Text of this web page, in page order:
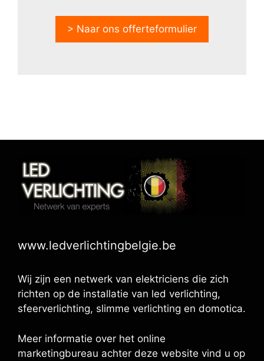
> Naar ons offerteformulier
www.ledverlichtingbelgie.be
Wij zijn een netwerk van elektriciens die zich
richten op de installatie van led verlichting,
sfeerverlichting, slimme verlichting en domotica.
Meer informatie over het online
marketingbureau achter deze website vind u op